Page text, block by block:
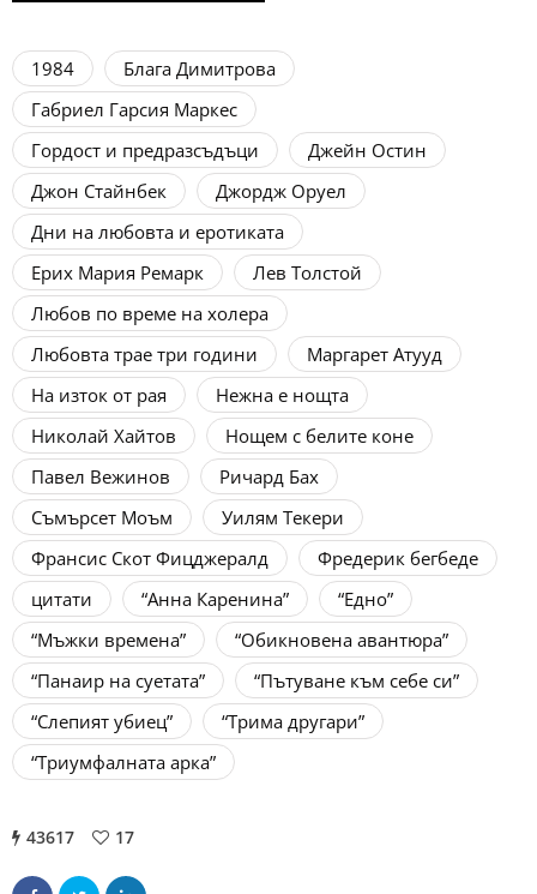
1984
Блага Димитрова
Габриел Гарсия Маркес
Гордост и предразсъдъци
Джейн Остин
Джон Стайнбек
Джордж Оруел
Дни на любовта и еротиката
Ерих Мария Ремарк
Лев Толстой
Любов по време на холера
Любовта трае три години
Маргарет Атууд
На изток от рая
Нежна е нощта
Николай Хайтов
Нощем с белите коне
Павел Вежинов
Ричард Бах
Съмърсет Моъм
Уилям Текери
Франсис Скот Фицджералд
Фредерик бегбеде
цитати
“Анна Каренина”
“Едно”
“Мъжки времена”
“Обикновена авантюра”
“Панаир на суетата”
“Пътуване към себе си”
“Слепият убиец”
“Трима другари”
“Триумфалната арка”
43617 17